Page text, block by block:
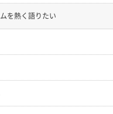
を熱く語りたい